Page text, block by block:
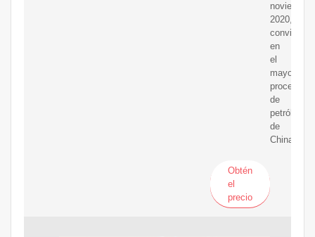
noviembre
2020,
en
el
mayor
procesador
de
petróleo
de
China.
Obtén
el
precio